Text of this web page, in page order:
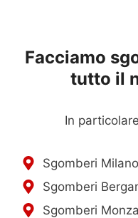
Facciamo
tutto il
In
Sgomberi Milano
Sgomberi
Sgomberi Monza